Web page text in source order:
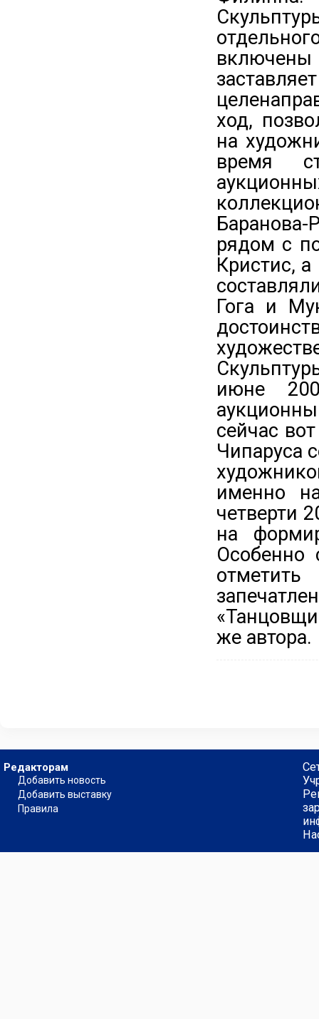
ход,
на
время
рядом с
Кристис,
Гога и
июне
сейчас
Чипаруса
именно
четверти
на
Особенно
же автора.
Редакторам
Добавить новость
Добавить выставку
Правила